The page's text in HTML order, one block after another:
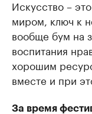
Искусство –
миром, ключ к
вообще бум на
воспитания
хорошим
вместе и при
За время